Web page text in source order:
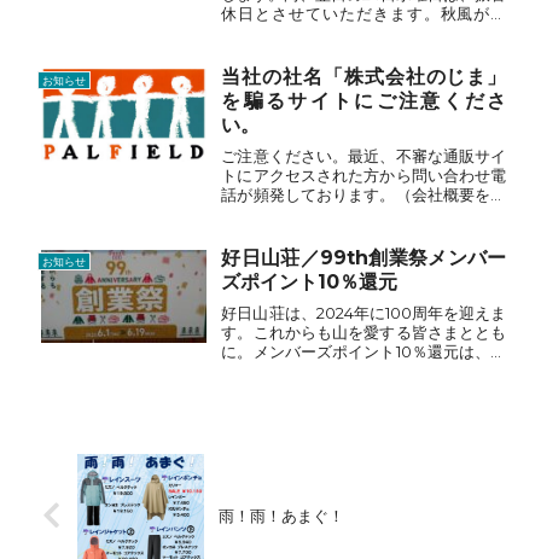
休日とさせていただきます。秋風が吹
お知らせ
当社の社名「株式会社のじま」
を騙るサイトにご注意くださ
い。
ご注意ください。最近、不審な通販サイ
トにアクセスされた方から問い合わせ電
話が頻発しております。（会社概要を盗
（出品商品は、登山関連用品のみで
す。）また、弊社の公式ホーム...
お知らせ
好日山荘／99th創業祭メンバー
ズポイント10％還元
好日山荘は、2024年に100周年を迎えま
す。これからも山を愛する皆さまととも
に。メンバーズポイント10％還元は、通
雨！雨！あまぐ！